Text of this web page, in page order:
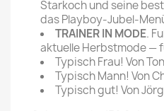
Starkoch und seine
das Playboy-Jubel-
TRAINER IN MODE.
aktuelle Herbstmode —
Typisch Frau! Von
Typisch Mann! Von
Typisch gut! Von